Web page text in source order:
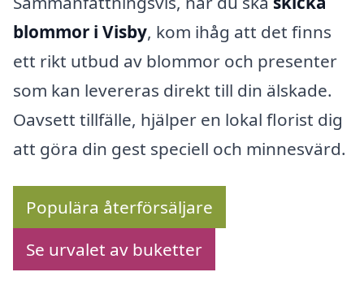
blommor i Visby, kom ihåg att det finns
ett rikt utbud av blommor och presenter
som kan levereras direkt till din älskade.
Oavsett tillfälle, hjälper en lokal florist dig
att göra din gest speciell och minnesvärd.
Populära återförsäljare
Se urvalet av buketter